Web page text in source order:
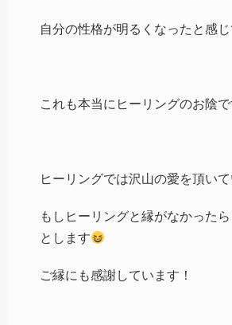
自分の性格が明るくなったと感じ
これも本当にヒーリングのお陰で
ヒーリングでは沢山の愛を頂いて
もしヒーリングと縁がなかった
とします
ご縁にも感謝しています！